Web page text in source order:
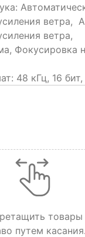
ветра,
ветра,
Фокусировка
48 кГц, 16 бит,
товары
путем касания.